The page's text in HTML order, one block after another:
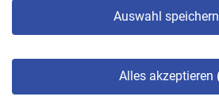
Auswahl speichern
Alles akzeptieren
© VBL 2026